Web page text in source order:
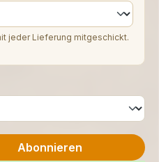
jeder Lieferung mitgeschickt.
Abonnieren